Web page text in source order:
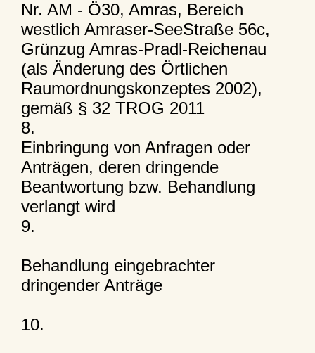
Nr. AM - Ö30, Amras, Bereich
westlich Amraser-SeeStraße 56c,
Grünzug Amras-Pradl-Reichenau
(als Änderung des Örtlichen
Raumordnungskonzeptes 2002),
gemäß § 32 TROG 2011
8.
Einbringung von Anfragen oder
Anträgen, deren dringende
Beantwortung bzw. Behandlung
verlangt wird
9.
Behandlung eingebrachter
dringender Anträge
10.